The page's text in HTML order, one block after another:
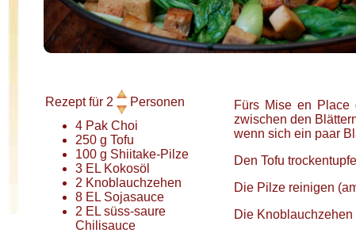
Rezept für 2
Personen
4 Pak Choi
250 g Tofu
100 g Shiitake-Pilze
3 EL Kokosöl
2 Knoblauchzehen
8 EL Sojasauce
2 EL süss-saure
Chilisauce
Fürs Mise en Place
zwischen den
wenn sich ein paar
Den Tofu
Die Pilze reinigen
Die